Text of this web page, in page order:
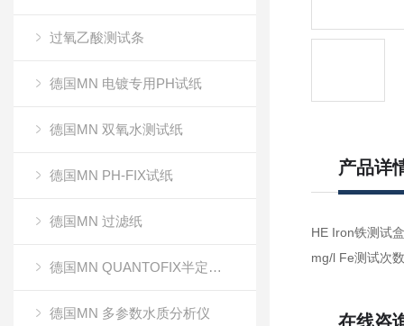
过氧乙酸测试条
德国MN 电镀专用PH试纸
德国MN 双氧水测试纸
德国MN PH-FIX试纸
德国MN 过滤纸
德国MN QUANTOFIX半定量测试条
德国MN 多参数水质分析仪
产品详
HE Iron铁测试
mg/l Fe测试次
在线咨